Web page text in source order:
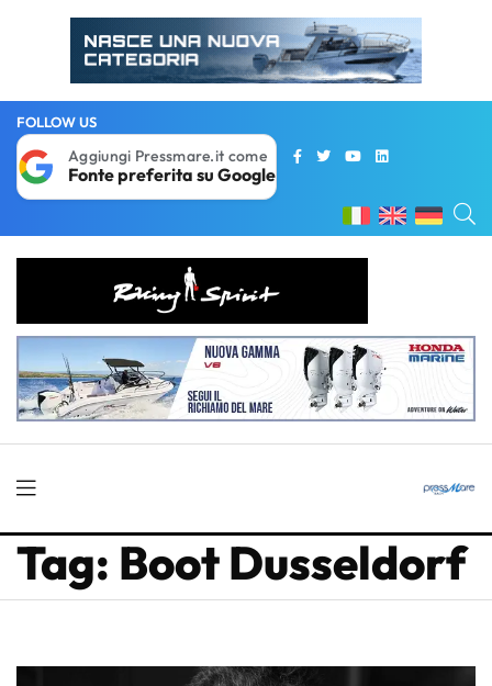
FOLLOW US
Aggiungi Pressmare.it come
Fonte preferita su Google
Tag: Boot Dusseldorf